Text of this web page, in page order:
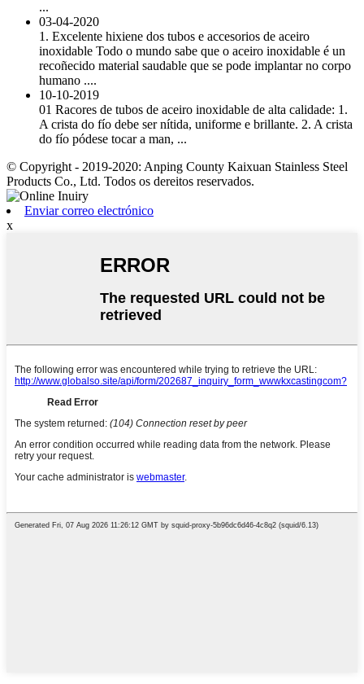
...
03-04-2020
1. Excelente hixiene dos tubos e accesorios de aceiro
inoxidable Todo o mundo sabe que o aceiro inoxidable é un
recoñecido material saudable que se pode implantar no corpo
humano ....
10-10-2019
01 Racores de tubos de aceiro inoxidable de alta calidade: 1.
A crista do fío debe ser nítida, uniforme e brillante. 2. A crista
do fío pódese tocar a man, ...
© Copyright - 2019-2020: Anping County Kaixuan Stainless Steel
Products Co., Ltd. Todos os dereitos reservados.
Enviar correo electrónico
x